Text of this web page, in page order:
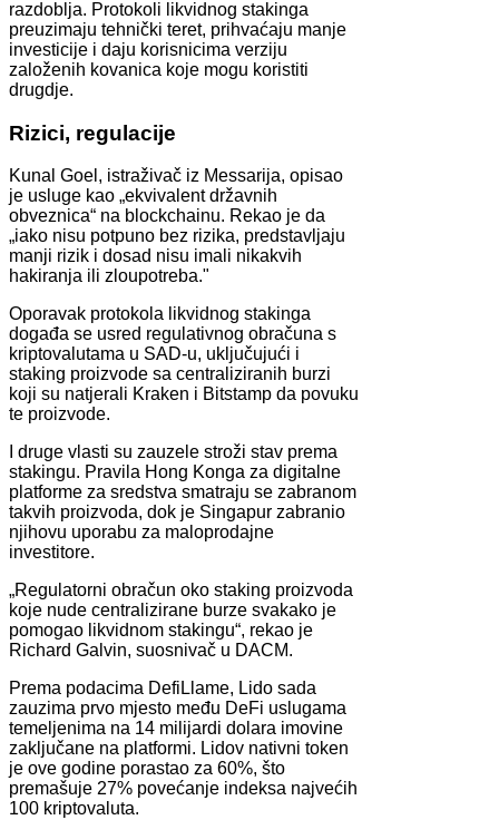
razdoblja. Protokoli likvidnog stakinga
preuzimaju tehnički teret, prihvaćaju manje
investicije i daju korisnicima verziju
založenih kovanica koje mogu koristiti
drugdje.
Rizici, regulacije
Kunal Goel, istraživač iz Messarija, opisao
je usluge kao „ekvivalent državnih
obveznica“ na blockchainu. Rekao je da
„iako nisu potpuno bez rizika, predstavljaju
manji rizik i dosad nisu imali nikakvih
hakiranja ili zloupotreba."
Oporavak protokola likvidnog stakinga
događa se usred regulativnog obračuna s
kriptovalutama u SAD-u, uključujući i
staking proizvode sa centraliziranih burzi
koji su natjerali Kraken i Bitstamp da povuku
te proizvode.
I druge vlasti su zauzele stroži stav prema
stakingu. Pravila Hong Konga za digitalne
platforme za sredstva smatraju se zabranom
takvih proizvoda, dok je Singapur zabranio
njihovu uporabu za maloprodajne
investitore.
„Regulatorni obračun oko staking proizvoda
koje nude centralizirane burze svakako je
pomogao likvidnom stakingu“, rekao je
Richard Galvin, suosnivač u DACM.
Prema podacima DefiLlame, Lido sada
zauzima prvo mjesto među DeFi uslugama
temeljenima na 14 milijardi dolara imovine
zaključane na platformi. Lidov nativni token
je ove godine porastao za 60%, što
premašuje 27% povećanje indeksa najvećih
100 kriptovaluta.